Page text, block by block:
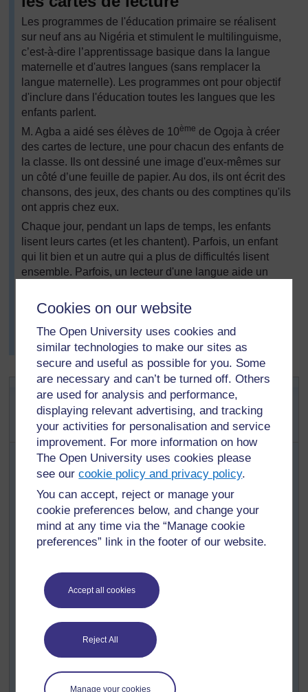
Cookies on our website
The Open University uses cookies and
similar technologies to make our sites as
secure and useful as possible for you. Some
are necessary and can’t be turned off. Others
are used for analysis and performance,
displaying relevant advertising, and tracking
your activities for personalisation and service
improvement. For more information on how
The Open University uses cookies please
see ourcookie policy and privacy policy.
You can accept, reject or manage your
cookie preferences below, and change your
mind at any time via the “Manage cookie
preferences” link in the footer of our website.
Accept all cookies
Reject All
Manage your cookies
Les programmes de l'éducation primaire se réalisent
sur neuf ans au Nigéria et stimulent le multilinguisme,
c’est-à-dire l’apprentissage basique dans la langue
maternelle et d'autres langues (sans remplacer la
langue maternelle). Les programmes ont pour objectif
d'inclure dans l'éducation toutes les langues que les
enfants parlent.
M. Agba a aidé ses élèves de 10ème de Ogoja à créer
des cartes de lecture, une pour chacun des enfants de
la classe. Ils ont dessiné une image d'eux-mêmes sur
un côté d’une feuille de papier. Au dos, ils ont écrit des
chansons, des jeux, des chants ou des comptines qu'ils
ont appris chez eux.
Chaque jour, pendant un laps de temps, les enfants
lisent leurs cartes (et les chantent). Parfois, un enfant
qui lit bien et un autre qui a plus de difficultés lisent
ensemble. Parfois, un lecteur d'une langue aide un
Parfois, ils représentent les comptines et jouent les
jeux. M. Agba a remarqué que sa classe était plus
heureuse et que les enfants s'intégraient davantage
depuis le début de cette activité.
Activité 2 : Jeux et chansons des
membres plus anciens de la
communauté
Demandez à vos élèves de demander à une
personne plus âgée (parents, grands-parents,
chanson ou un chant qu'ils aimaient quand ils
étaient jeunes. Vos élèves doivent apprendre les
règles et les paroles et tout autre ressource dont ils
ont besoin.
chansons que les enfants ont rapportés de chez
eux.
Créez des groupes composés des enfants qui ont
rapporté les mêmes chansons ou les mêmes jeux.
Demandez-leur de se préparer à enseigner ce jeu
Demandez-leur d’écrire la chanson, le chant ou la